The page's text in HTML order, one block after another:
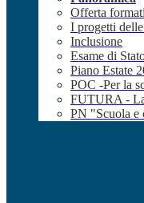
Offerta
I progetti
Inclusione
Esame di
Piano Estate
POC -Per la
FUTURA -
PN "Scuola e